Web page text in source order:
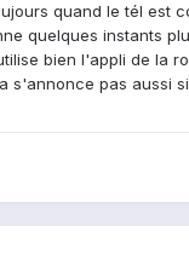
quand le tél est
quelques instants
bien l'appli de la
s'annonce pas aussi